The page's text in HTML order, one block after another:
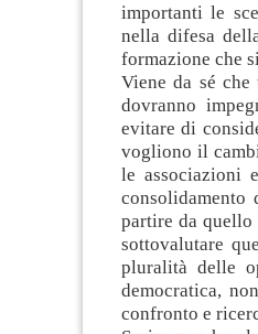
importanti le
nella difesa
formazione che
Viene da sé
dovranno
evitare di
vogliono il
le associazioni
partire da quello
sottovalutare
pluralità delle
democratica,
confronto e